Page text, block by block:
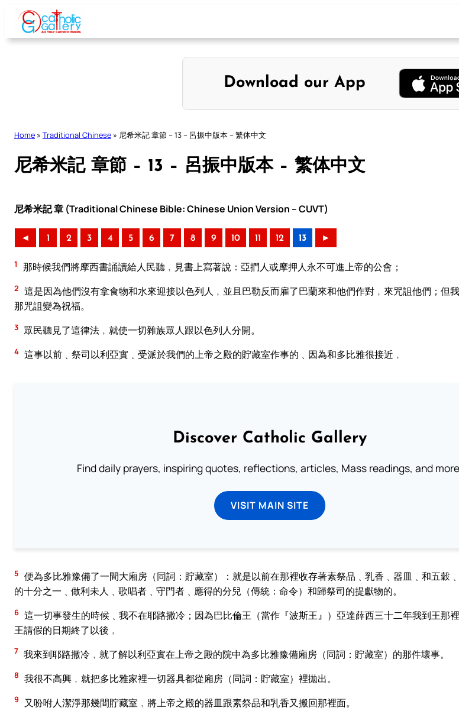
Skip
content
Download our App
Home » Traditional Chinese » 尼希米記 章節 – 13 – 呂振中版本 – 繁体中文
尼希米記 章節 – 13 – 呂振中版本 – 繁体中文
尼希米記 章 (Traditional Chinese Bible: Chinese Union Version – CUVT)
◄ 1 2 3 4 5 6 7 8 9 10 11 12 13 ►
1 那時候我們將摩西書誦讀給人民聽﹐見書上寫著說：亞捫人或摩押人永不可進上帝的公會；
2 這是因為他們沒有拿食物和水來迎接以色列人﹐並且巴勒反而雇了巴蘭來和他們作對﹐來咒詛他們；但
那咒詛變為祝福。
3 眾民聽見了這律法﹐就使一切雜族眾人跟以色列人分開。
4 這事以前﹑祭司以利亞實﹑受派於我們的上帝之殿的貯藏室作事的﹑因為和多比雅很接近﹐
Discover Catholic Gallery
Find daily prayers, inspiring quotes, reflections, articles, Mass readings, and
VISIT MAIN SITE
5 便為多比雅豫備了一間大廂房（同詞：貯藏室）：就是以前在那裡收存著素祭品﹑乳香﹑器皿﹑和五穀
的十分之一﹑做利未人﹑歌唱者﹑守門者﹑應得的分兒（傳統：命令）和歸祭司的提獻物的。
6 這一切事發生的時候﹑我不在耶路撒冷；因為巴比倫王（當作『波斯王』）亞達薛西三十二年我到王那
王請假的日期終了以後﹐
7 我來到耶路撒冷﹐就了解以利亞實在上帝之殿的院中為多比雅豫備廂房（同詞：貯藏室）的那件壞事。
8 我很不高興﹐就把多比雅家裡一切器具都從廂房（同詞：貯藏室）裡拋出。
9 又吩咐人潔淨那幾間貯藏室﹐將上帝之殿的器皿跟素祭品和乳香又搬回那裡面。